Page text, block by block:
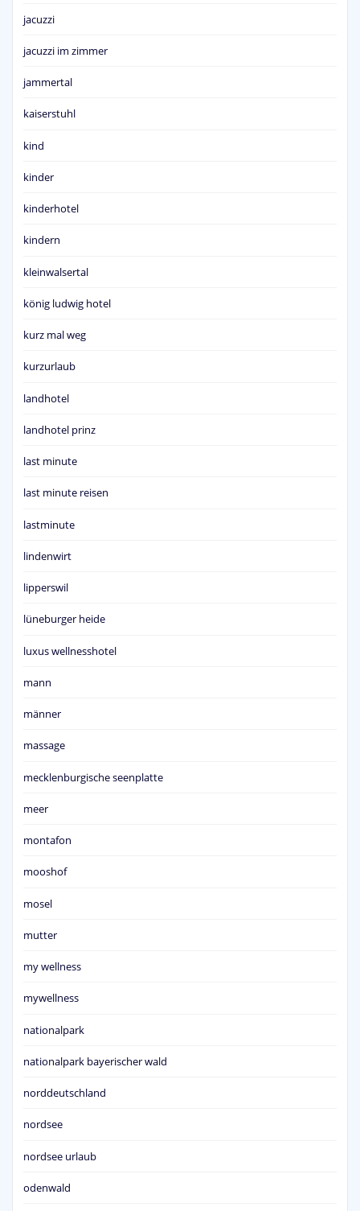
jacuzzi
jacuzzi im zimmer
jammertal
kaiserstuhl
kind
kinder
kinderhotel
kindern
kleinwalsertal
könig ludwig hotel
kurz mal weg
kurzurlaub
landhotel
landhotel prinz
last minute
last minute reisen
lastminute
lindenwirt
lipperswil
lüneburger heide
luxus wellnesshotel
mann
männer
massage
mecklenburgische seenplatte
meer
montafon
mooshof
mosel
mutter
my wellness
mywellness
nationalpark
nationalpark bayerischer wald
norddeutschland
nordsee
nordsee urlaub
odenwald